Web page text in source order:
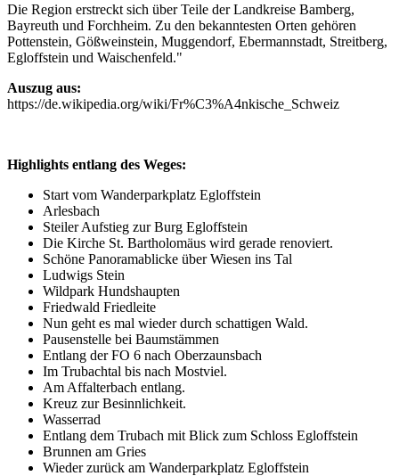
Die Region erstreckt sich über Teile der Landkreise Bamberg,
Bayreuth und Forchheim. Zu den bekanntesten Orten gehören
Pottenstein, Gößweinstein, Muggendorf, Ebermannstadt, Streitberg,
Egloffstein und Waischenfeld."
Auszug aus:
https://de.wikipedia.org/wiki/Fr%C3%A4nkische_Schweiz
Highlights entlang des Weges:
Start vom Wanderparkplatz Egloffstein
Arlesbach
Steiler Aufstieg zur Burg Egloffstein
Die Kirche St. Bartholomäus wird gerade renoviert.
Schöne Panoramablicke über Wiesen ins Tal
Ludwigs Stein
Wildpark Hundshaupten
Friedwald Friedleite
Nun geht es mal wieder durch schattigen Wald.
Pausenstelle bei Baumstämmen
Entlang der FO 6 nach Oberzaunsbach
Im Trubachtal bis nach Mostviel.
Am Affalterbach entlang.
Kreuz zur Besinnlichkeit.
Wasserrad
Entlang dem Trubach mit Blick zum Schloss Egloffstein
Brunnen am Gries
Wieder zurück am Wanderparkplatz Egloffstein